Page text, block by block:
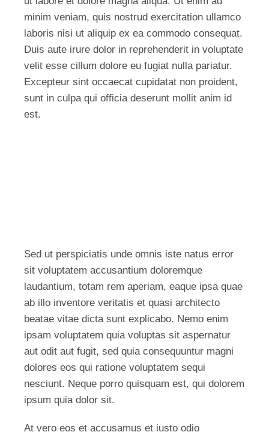
minim veniam, quis nostrud exercitation ullamco
laboris nisi ut aliquip ex ea commodo consequat.
Duis aute irure dolor in reprehenderit in voluptate
velit esse cillum dolore eu fugiat nulla pariatur.
Excepteur sint occaecat cupidatat non proident,
sunt in culpa qui officia deserunt mollit anim id
est.
Sed ut perspiciatis unde omnis iste natus error
sit voluptatem accusantium doloremque
laudantium, totam rem aperiam, eaque ipsa quae
ab illo inventore veritatis et quasi architecto
beatae vitae dicta sunt explicabo. Nemo enim
ipsam voluptatem quia voluptas sit aspernatur
aut odit aut fugit, sed quia consequuntur magni
dolores eos qui ratione voluptatem sequi
nesciunt. Neque porro quisquam est, qui dolorem
ipsum quia dolor sit.
At vero eos et accusamus et iusto odio